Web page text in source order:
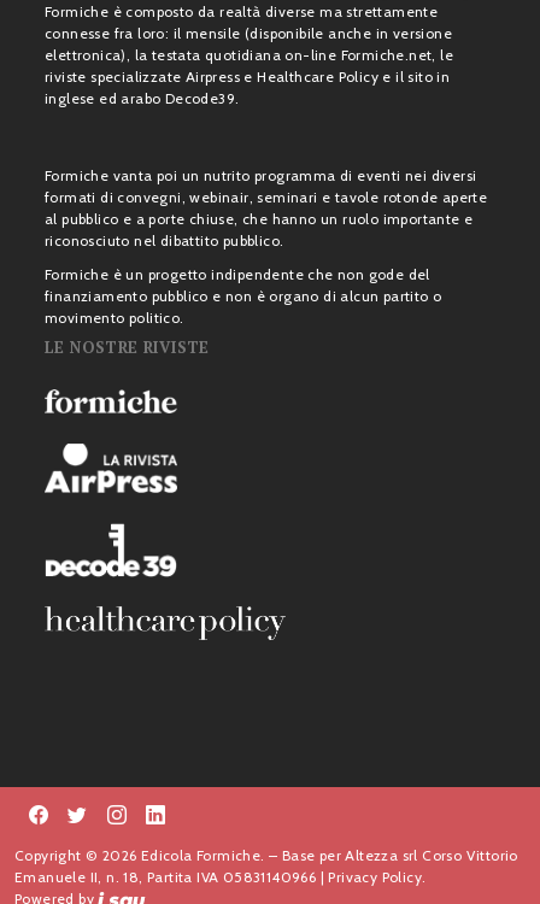
Formiche è composto da realtà diverse ma strettamente
connesse fra loro: il mensile (disponibile anche in versione
elettronica), la testata quotidiana on-line Formiche.net, le
riviste specializzate Airpress e Healthcare Policy e il sito in
inglese ed arabo Decode39.
Formiche vanta poi un nutrito programma di eventi nei diversi
formati di convegni, webinair, seminari e tavole rotonde aperte
al pubblico e a porte chiuse, che hanno un ruolo importante e
riconosciuto nel dibattito pubblico.
Formiche è un progetto indipendente che non gode del
finanziamento pubblico e non è organo di alcun partito o
movimento politico.
LE NOSTRE RIVISTE
Copyright © 2026 Edicola Formiche. – Base per Altezza srl Corso Vittorio
Emanuele II, n. 18, Partita IVA 05831140966 |Privacy Policy.
Powered by